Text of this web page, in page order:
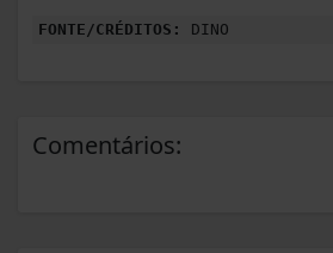
FONTE/CRÉDITOS: DINO
Comentários: